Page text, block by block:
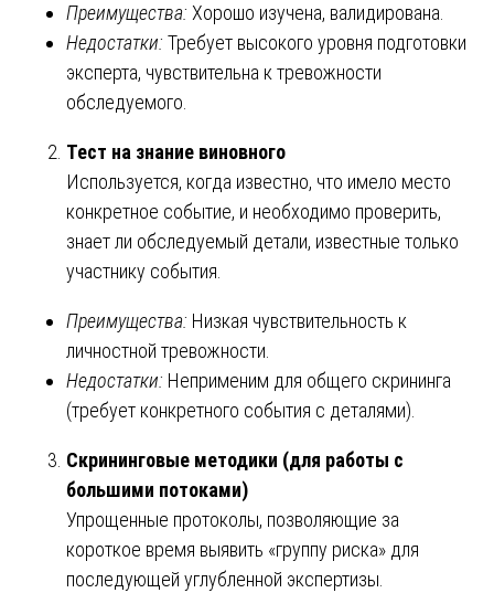
Преимущества: Хорошо изучена, валидирована.
Недостатки: Требует высокого уровня подготовки
эксперта, чувствительна к тревожности
обследуемого.
Тест на знание виновного
Используется, когда известно, что имело место
конкретное событие, и необходимо проверить,
знает ли обследуемый детали, известные только
участнику события.
Преимущества: Низкая чувствительность к
личностной тревожности.
Недостатки: Неприменим для общего скрининга
(требует конкретного события с деталями).
Скрининговые методики (для работы с
большими потоками)
Упрощенные протоколы, позволяющие за
короткое время выявить «группу риска» для
последующей углубленной экспертизы.